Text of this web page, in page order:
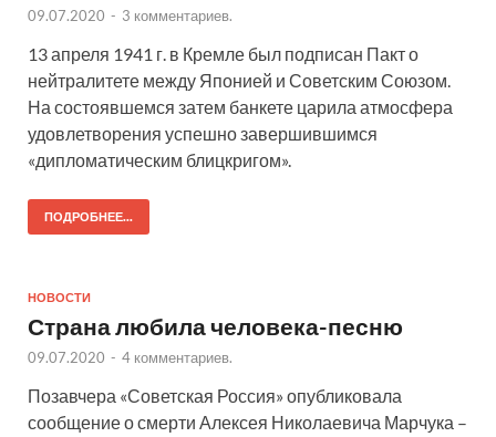
09.07.2020 - 3 комментариев.
13 апреля 1941 г. в Кремле был подписан Пакт о
нейтралитете между Японией и Советским Союзом.
На состоявшемся затем банкете царила атмосфера
удовлетворения успешно завершившимся
«дипломатическим блицкригом».
ПОДРОБНЕЕ...
НОВОСТИ
Страна любила человека-песню
09.07.2020 - 4 комментариев.
Позавчера «Советская Россия» опубликовала
сообщение о смерти Алексея Николаевича Марчука –